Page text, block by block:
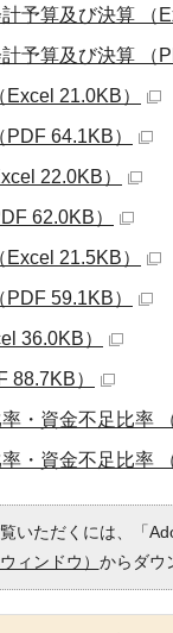
予算及び決算 （
予算及び決算 （
21.0KB）
64.1KB）
22.0KB）
62.0KB）
21.5KB）
59.1KB）
36.0KB）
88.7KB）
・資金不足比率
・資金不足比率
いただくには、「
ィンドウ） からダウ